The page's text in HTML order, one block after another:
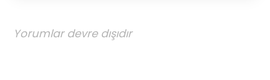
Yorumlar devre dışıdır